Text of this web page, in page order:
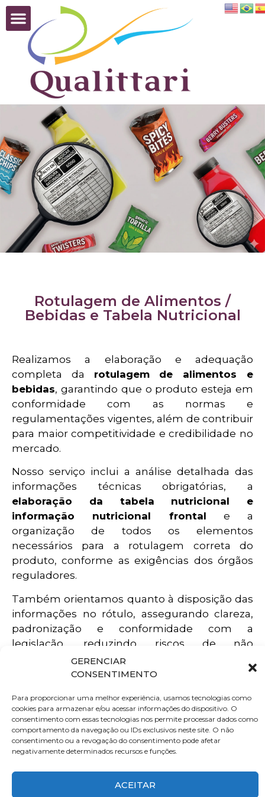
GERENCIAR
CONSENTIMENTO
Para proporcionar uma melhor experiência, usamos tecnologias como
cookies para armazenar e/ou acessar informações do dispositivo. O
consentimento com essas tecnologias nos permite processar dados como
comportamento da navegação ou IDs exclusivos neste site. O não
consentimento ou a revogação do consentimento pode afetar
negativamente determinados recursos e funções.
ACEITAR
Rotulagem de Alimentos /
Bebidas e Tabela Nutricional
Realizamos a elaboração e adequação
completa da rotulagem de alimentos e
bebidas, garantindo que o produto esteja em
conformidade com as normas e
regulamentações vigentes, além de contribuir
para maior competitividade e credibilidade no
mercado.
Nosso serviço inclui a análise detalhada das
informações técnicas obrigatórias, a
elaboração da tabela nutricional e
informação nutricional frontal e a
organização de todos os elementos
necessários para a rotulagem correta do
produto, conforme as exigências dos órgãos
reguladores.
Também orientamos quanto à disposição das
informações no rótulo, assegurando clareza,
padronização e conformidade com a
legislação, reduzindo riscos de não
conformidades, retrabalhos e possíveis
penalidades.
Esse processo contribui para a segurança do
consumidor, valorização do produto e
fortalecimento da marca no mercado.